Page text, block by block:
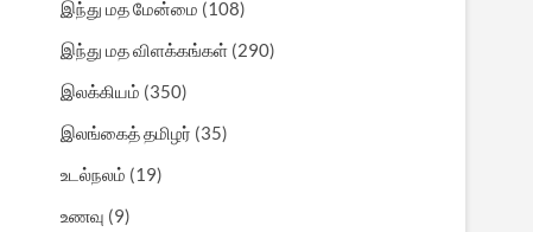
இந்து மத மேன்மை (108)
இந்து மத விளக்கங்கள் (290)
இலக்கியம் (350)
இலங்கைத் தமிழர் (35)
உடல்நலம் (19)
உணவு (9)